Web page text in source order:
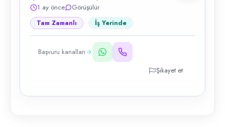
1 ay önce
Görüşülür
Tam Zamanlı İş Yerinde
Başvuru kanalları
Şikayet et